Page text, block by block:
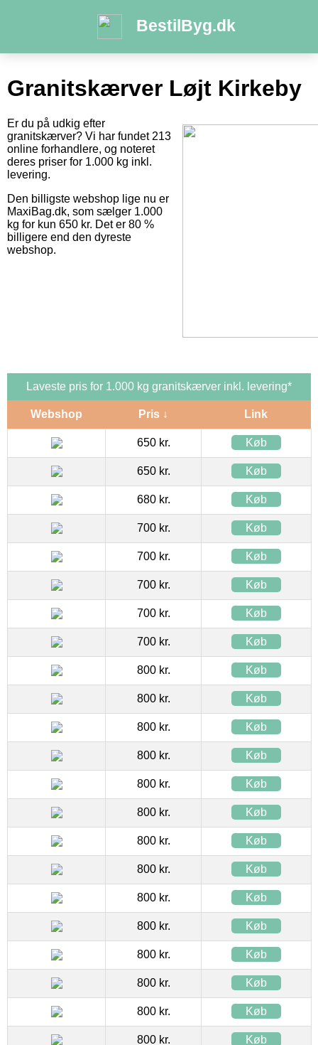
BestilByg.dk
Granitskærver Løjt Kirkeby
Er du på udkig efter
granitskærver? Vi har fundet 213
online forhandlere, og noteret
deres priser for 1.000 kg inkl.
levering.
Den billigste webshop lige nu er
MaxiBag.dk, som sælger 1.000
kg for kun 650 kr. Det er 80 %
billigere end den dyreste
webshop.
Laveste pris for 1.000 kg granitskærver inkl. levering*
Webshop Pris ↓ Link
650 kr. Køb
650 kr. Køb
680 kr. Køb
700 kr. Køb
700 kr. Køb
700 kr. Køb
700 kr. Køb
700 kr. Køb
800 kr. Køb
800 kr. Køb
800 kr. Køb
800 kr. Køb
800 kr. Køb
800 kr. Køb
800 kr. Køb
800 kr. Køb
800 kr. Køb
800 kr. Køb
800 kr. Køb
800 kr. Køb
800 kr. Køb
800 kr. Køb